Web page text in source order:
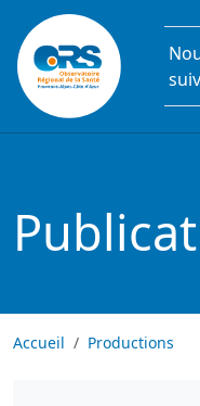
Aller au contenu principal
Accueil Productions